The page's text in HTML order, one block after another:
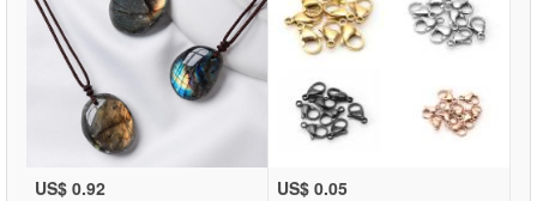
US$ 0.92 US$ 0.05